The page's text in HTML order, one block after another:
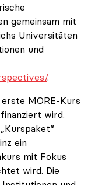
gemeinsam mit
Universitäten
und
.
MORE-Kurs
wird.
ein
mit Fokus
wird. Die